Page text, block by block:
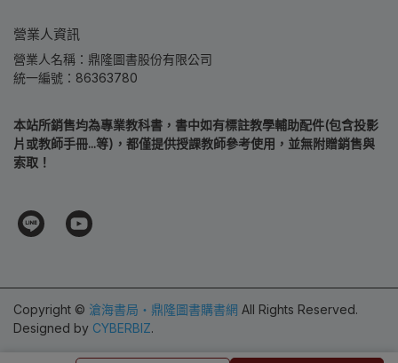
營業人資訊
營業人名稱：鼎隆圖書股份有限公司
統一編號：86363780
本站所銷售均為專業教科書，書中如有標註教學輔助配件(包含投影
片或教師手冊...等)，都僅提供授課教師參考使用，並無附贈銷售與
索取！
Copyright © 滄海書局‧鼎隆圖書購書網 All Rights Reserved.
Designed by CYBERBIZ.